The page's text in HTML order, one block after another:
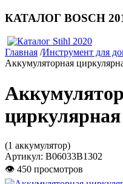
КАТАЛОГ BOSCH
Главная /Инструмент для
Аккумуляторная
(1 аккумулятор)
Артикул: B06033B1302
👁 450 просмотров